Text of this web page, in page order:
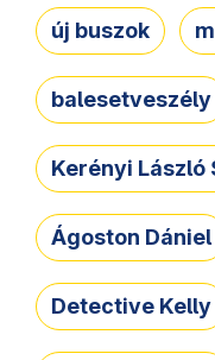
új buszok
balesetveszély
Kerényi László
Ágoston Dániel
Detective Kelly